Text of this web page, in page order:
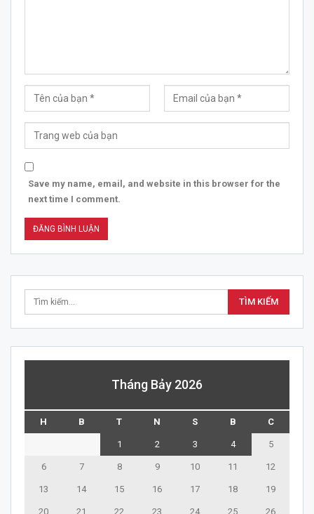
Save my name, email, and website in this browser for the
next time I comment.
Tháng Bảy 2026
H B T N S B C
1 2 3 4 5
6 7 8 9 10 11 12
13 14 15 16 17 18 19
20 21 22 23 24 25 26